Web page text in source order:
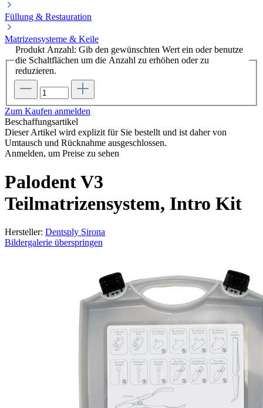
Füllung & Restauration
Matrizensysteme & Keile
Produkt Anzahl: Gib den gewünschten Wert ein oder benutze
die Schaltflächen um die Anzahl zu erhöhen oder zu
reduzieren.
Zum Kaufen anmelden
Beschaffungsartikel
Dieser Artikel wird explizit für Sie bestellt und ist daher von
Umtausch und Rücknahme ausgeschlossen.
Anmelden, um Preise zu sehen
Palodent V3
Teilmatrizensystem, Intro Kit
Hersteller: Dentsply Sirona
Bildergalerie überspringen